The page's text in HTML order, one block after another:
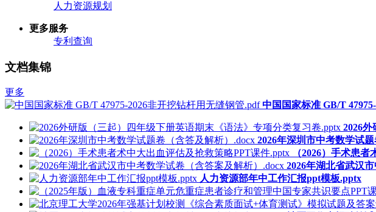
人力资源规划
更多服务
专利查询
文档集锦
更多
中国国家标准 GB/T
2026
2026年深圳市中考数学试
（2026）手术患
2026年湖北省武汉
人力资源部年中工作汇报ppt模板.pptx